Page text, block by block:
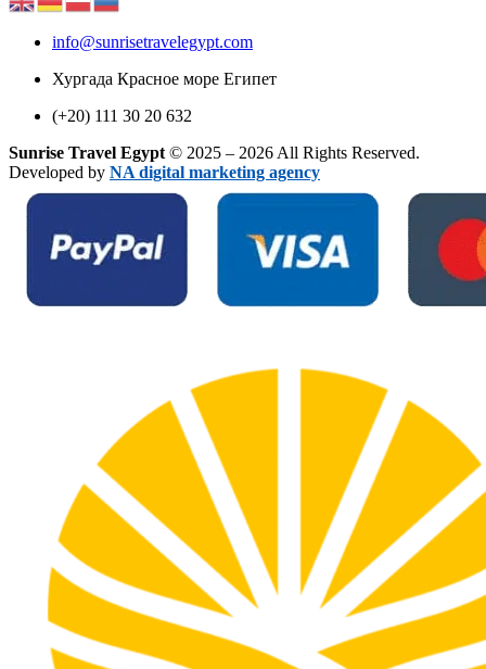
info@sunrisetravelegypt.com
Хургада Красное море Египет
(+20) 111 30 20 632
Sunrise Travel Egypt © 2025 – 2026 All Rights Reserved.
Developed by NA digital marketing agency